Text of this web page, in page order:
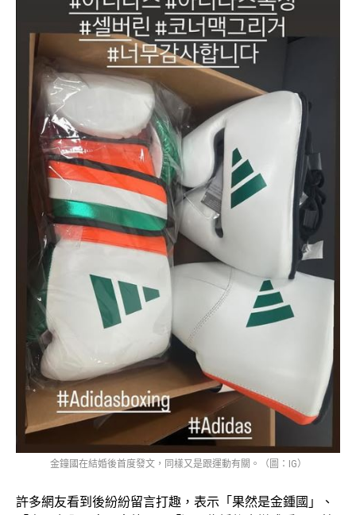
金鐘國在結婚後首度發文，同樣又是跟運動有關。（圖：IG）
許多網友看到後紛紛留言打趣，表示「果然是金鍾國」、